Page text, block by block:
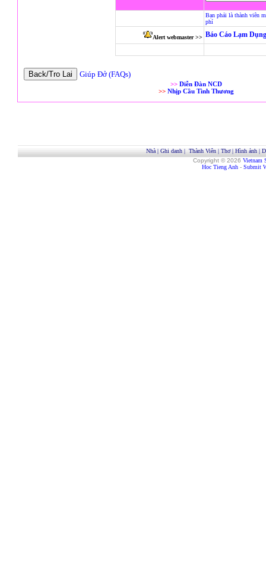
Bạn phải là thành viên
phí
Alert webmaster >> Báo Cáo Lạm
Giúp Đở (FAQs)
>> Diễn Đàn NCD
>> Nhịp Cầu Tình Thương
Nhà| Ghi danh| Thành Viên| Thơ| Hình ảnh|
Copyright © 2026 Vietnam
Hoc Tieng Anh - Submit